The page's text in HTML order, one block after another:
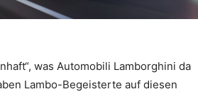
was Automobili Lamborghini da
Lambo-Begeisterte auf diesen